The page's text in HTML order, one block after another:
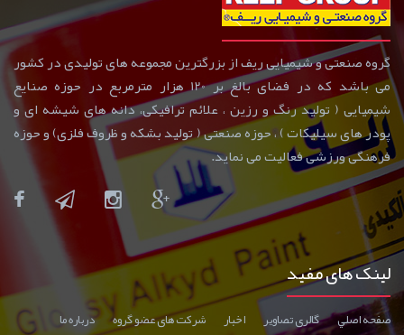
گروه صنعتی و شیمیایی ریف از بزرگترین مجموعه های تولیدی در کشور
می باشد که در فضای بالغ بر 120 هزار مترمربع در حوزه صنایع
شیمیایی ( تولید رنگ و رزین ، علائم ترافیکی، دانه های شیشه ای و
پودر های سیلیکات ) ، حوزه صنعتی ( تولید بشکه و ظروف فلزی) و حوزه
فرهنگی ورزشی فعالیت می نماید.
لینک های مفید
صفحه اصلي گالری تصاوير اخبار شرکت های عضو گروه
درباره ما